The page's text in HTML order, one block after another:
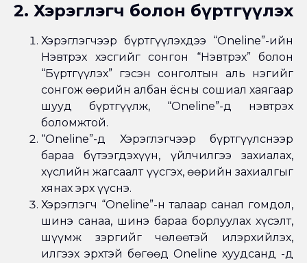
2. Хэрэглэгч болон бүртгүүлэх
Хэрэглэгчээр бүртгүүлэхдээ “Oneline”-ийн
Нэвтрэх хэсгийг сонгон “Нэвтрэх” болон
“Бүртгүүлэх” гэсэн сонголтын аль нэгийг
сонгож өөрийн албан ёсны сошиал хаягаар
шууд бүртгүүлж, “Oneline”-д нэвтрэх
боломжтой.
“Oneline”-д Хэрэглэгчээр бүртгүүлснээр
бараа бүтээгдэхүүн, үйлчилгээ захиалах,
хүслийн жагсаалт үүсгэх, өөрийн захиалгыг
хянах эрх үүснэ.
Хэрэглэгч “Oneline”-н талаар санал гомдол,
шинэ санаа, шинэ бараа борлуулах хүсэлт,
шүүмж зэргийг чөлөөтэй илэрхийлэх,
илгээх эрхтэй бөгөөд Oneline хуудсанд -д